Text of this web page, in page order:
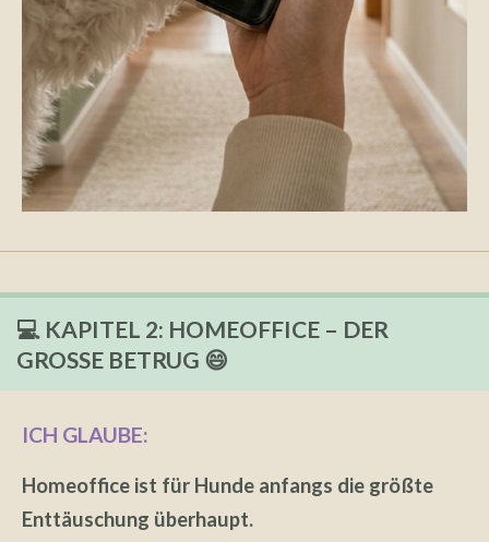
💻 KAPITEL 2: HOMEOFFICE – DER
GROSSE BETRUG 😄
ICH GLAUBE:
Homeoffice ist für Hunde anfangs die größte
Enttäuschung überhaupt.